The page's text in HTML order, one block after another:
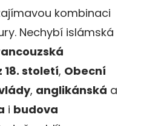
kombinaci
Nechybí islámská
století, Obecní
, anglikánská a
i budova